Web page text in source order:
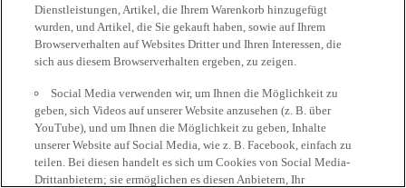
Dienstleistungen, Artikel, die Ihrem Warenkorb hinzugefügt
wurden, und Artikel, die Sie gekauft haben, sowie auf Ihrem
Browserverhalten auf Websites Dritter und Ihren Interessen, die
sich aus diesem Browserverhalten ergeben, zu zeigen.
Social Media verwenden wir, um Ihnen die Möglichkeit zu
geben, sich Videos auf unserer Website anzusehen (z. B. über
YouTube), und um Ihnen die Möglichkeit zu geben, Inhalte
unserer Website auf Social Media, wie z. B. Facebook, einfach zu
teilen. Bei diesen handelt es sich um Cookies von Social Media-
Drittanbietern; sie ermöglichen es diesen Anbietern, Ihr